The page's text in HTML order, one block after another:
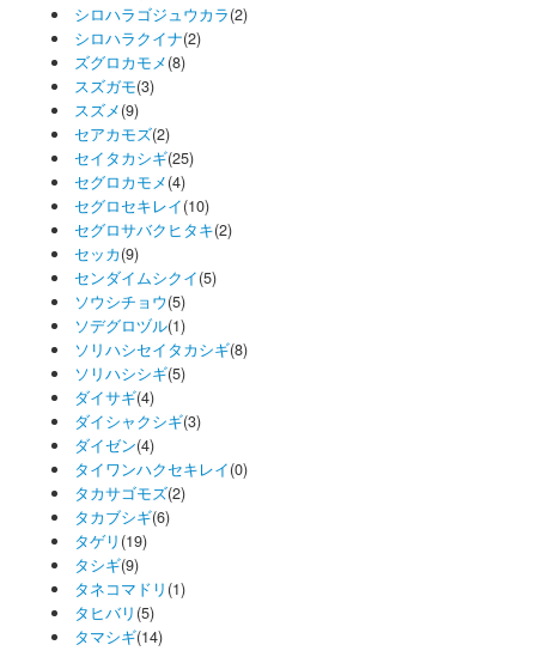
シロハラゴジュウカラ(2)
シロハラクイナ(2)
ズグロカモメ(8)
スズガモ(3)
スズメ(9)
セアカモズ(2)
セイタカシギ(25)
セグロカモメ(4)
セグロセキレイ(10)
セグロサバクヒタキ(2)
セッカ(9)
センダイムシクイ(5)
ソウシチョウ(5)
ソデグロヅル(1)
ソリハシセイタカシギ(8)
ソリハシシギ(5)
ダイサギ(4)
ダイシャクシギ(3)
ダイゼン(4)
タイワンハクセキレイ(0)
タカサゴモズ(2)
タカブシギ(6)
タゲリ (19)
タシギ(9)
タネコマドリ (1)
タヒバリ (5)
タマシギ(14)